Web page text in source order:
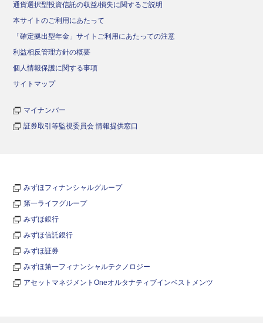
通貨選択型投資信託の収益/損失に関するご説明
本サイトのご利用にあたって
「確定拠出型年金」サイトご利用にあたっての注意
利益相反管理方針の概要
個人情報保護に関する事項
サイトマップ
マイナンバー
証券取引等監視委員会 情報提供窓口
みずほフィナンシャルグループ
第一ライフグループ
みずほ銀行
みずほ信託銀行
みずほ証券
みずほ第一フィナンシャルテクノロジー
アセットマネジメントOneオルタナティブインベストメンツ